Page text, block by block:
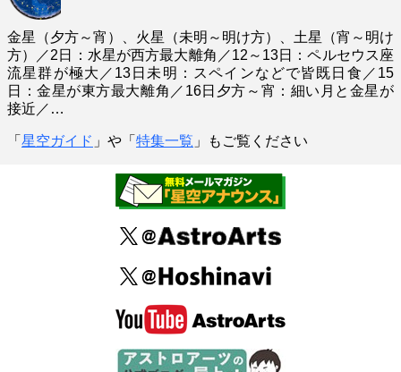
金星（夕方～宵）、火星（未明～明け方）、土星（宵～明け
方）／2日：水星が西方最大離角／12～13日：ペルセウス座
流星群が極大／13日未明：スペインなどで皆既日食／15
日：金星が東方最大離角／16日夕方～宵：細い月と金星が
接近／…
「 星空ガイド 」や「 特集一覧 」もご覧ください